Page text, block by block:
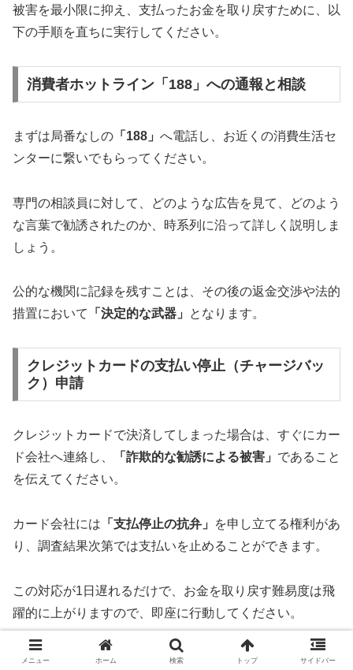
被害を最小限に抑え、支払ったお金を取り戻すために、以
下の手順を直ちに実行してください。
消費者ホットライン「188」への通報と相談
まずは局番なしの 「188」 へ電話し、お近くの消費生活セ
ンターに繋いでもらってください。
専門の相談員に対して、どのような広告を見て、どのよう
な言葉で勧誘されたのか、時系列に沿って詳しく説明しま
しょう。
公的な機関に記録を残すことは、その後の返金交渉や法的
措置において
「決定的な武器」 となります。
クレジットカードの支払い停止（チャージバッ
ク）申請
クレジットカードで決済してしまった場合は、すぐにカー
ド会社へ連絡し、
「詐欺的な勧誘による被害」 であること
を伝えてください。
カード会社には 「支払停止の抗弁」
を申し立てる権利があ
り、調査結果次第では支払いを止めることができます。
この対応が1日遅れるだけで、お金を取り戻す難易度は飛
躍的に上がりますので、即座に行動してください。
副業詐欺に強い法律事務所への相談
メニュー ホーム 検索 トップ サイドバー